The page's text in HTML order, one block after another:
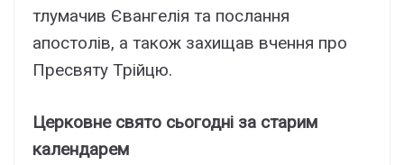
тлумачив Євангелія та послання
апостолів, а також захищав вчення про
Пресвяту Трійцю.
Церковне свято сьогодні за старим
календарем